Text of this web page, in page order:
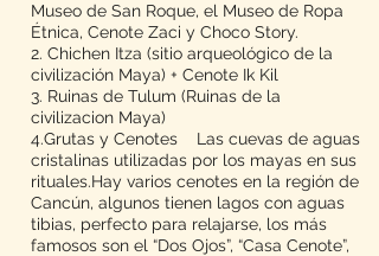
Museo de San Roque, el Museo de Ropa
Étnica, Cenote Zaci y Choco Story.
2. Chichen Itza (sitio arqueológico de la
civilización Maya) + Cenote Ik Kil
3. Ruinas de Tulum (Ruinas de la
civilizacion Maya)
4.Grutas y Cenotes Las cuevas de aguas
cristalinas utilizadas por los mayas en sus
rituales.Hay varios cenotes en la región de
Cancún, algunos tienen lagos con aguas
tibias, perfecto para relajarse, los más
famosos son el “Dos Ojos”, “Casa Cenote”,